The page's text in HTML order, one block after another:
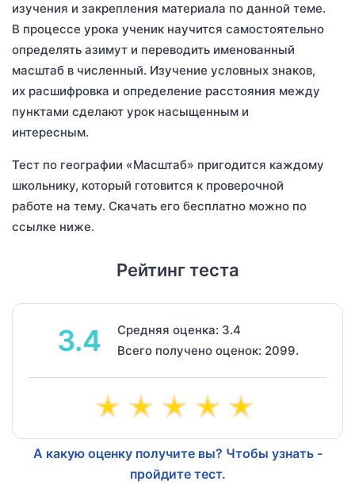
изучения и закрепления материала по данной теме.
В процессе урока ученик научится самостоятельно
определять азимут и переводить именованный
масштаб в численный. Изучение условных знаков,
их расшифровка и определение расстояния между
пунктами сделают урок насыщенным и
интересным.
Тест по географии «Масштаб» пригодится каждому
школьнику, который готовится к проверочной
работе на тему. Скачать его бесплатно можно по
ссылке ниже.
Рейтинг теста
3.4
Средняя оценка: 3.4
Всего получено оценок: 2099.
А какую оценку получите вы? Чтобы узнать -
пройдите тест.